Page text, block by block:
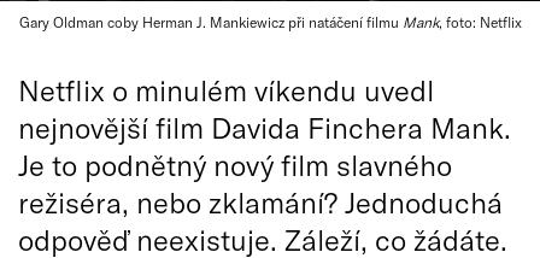
Gary Oldman coby Herman J. Mankiewicz při natáčení filmu Mank, foto: Netflix
Netflix o minulém víkendu uvedl
nejnovější film Davida Finchera Mank.
Je to podnětný nový film slavného
režiséra, nebo zklamání? Jednoduchá
odpověď neexistuje. Záleží, co žádáte.